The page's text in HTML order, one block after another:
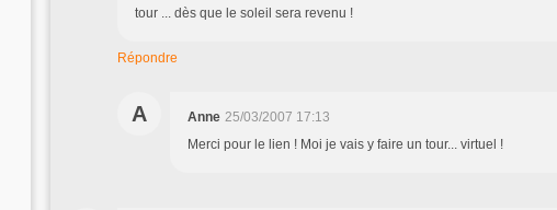
tour ... dès que le soleil sera revenu !
Répondre
A Anne 25/03/2007 17:13
Merci pour le lien ! Moi je vais y faire un tour... virtuel !